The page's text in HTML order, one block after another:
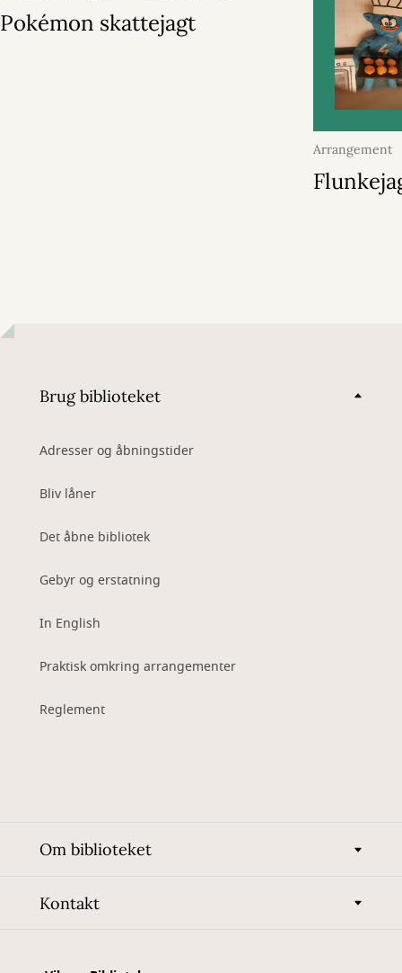
Pokémon skattejagt
Arrangement
august 2026
Brug biblioteket
Adresser og åbningstider
Bliv låner
Det åbne bibliotek
Gebyr og erstatning
In English
Praktisk omkring arrangementer
Reglement
Om biblioteket
Kontakt